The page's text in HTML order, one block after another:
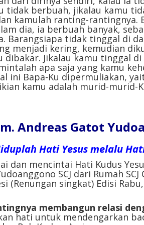
tidak berbuah, jikalau kamu
kamulah ranting-rantingnya.
dia, ia berbuah banyak,
Barangsiapa tidak tinggal di
menjadi kering, kemudian
Jikalau kamu tinggal di
apa saja yang kamu
ini Bapa-Ku dipermuliakan,
kamu adalah murid-murid-
Andreas Gatot
Hati Yesus melalu
dan mencintai Hati Kudus
SCJ dari Rumah SCJ
(Renungan singkat) Edisi
membangun relasi
hati untuk mendengarkan